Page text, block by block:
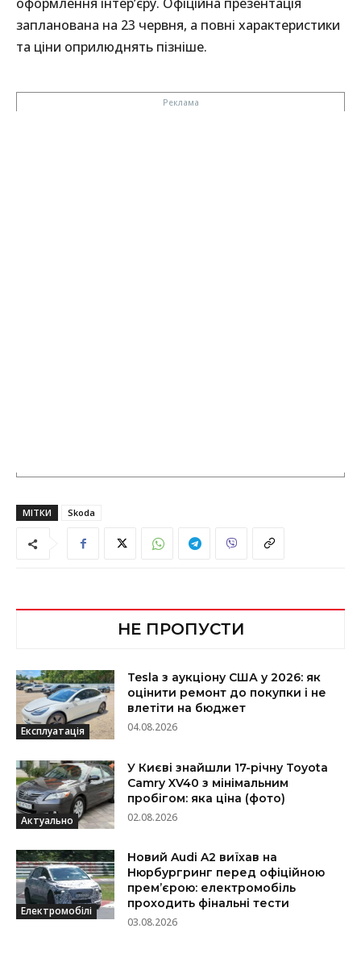
запланована на 23 червня, а повні характеристики
та ціни оприлюднять пізніше.
МІТКИ Skoda
НЕ ПРОПУСТИ
Експлуатація
Tesla з аукціону США у 2026: як
оцінити ремонт до покупки і не
влетіти на бюджет
04.08.2026
Актуально
У Києві знайшли 17-річну Toyota
Camry XV40 з мінімальним
пробігом: яка ціна (фото)
02.08.2026
Електромобілі
Новий Audi A2 виїхав на
Нюрбургринг перед офіційною
прем’єрою: електромобіль
проходить фінальні тести
03.08.2026